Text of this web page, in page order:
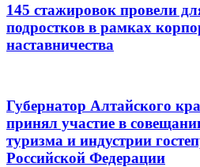
145 стажировок провели
подростков в рамках
наставничества
Губернатор Алтайского
принял участие в
туризма и индустрии
Российской Федерации